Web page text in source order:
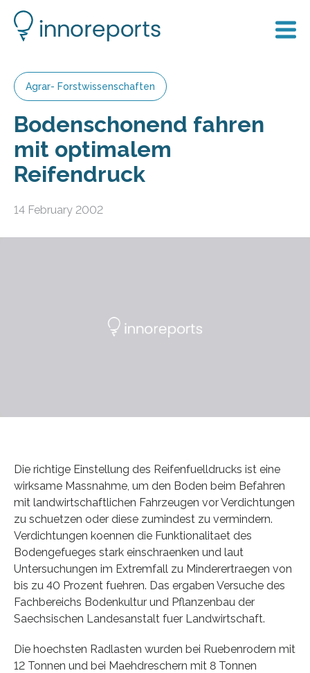
Agrar- Forstwissenschaften
Bodenschonend fahren
mit optimalem
Reifendruck
14 February 2002
Die richtige Einstellung des Reifenfuelldrucks ist eine
wirksame Massnahme, um den Boden beim Befahren
mit landwirtschaftlichen Fahrzeugen vor Verdichtungen
zu schuetzen oder diese zumindest zu vermindern.
Verdichtungen koennen die Funktionalitaet des
Bodengefueges stark einschraenken und laut
Untersuchungen im Extremfall zu Minderertraegen von
bis zu 40 Prozent fuehren. Das ergaben Versuche des
Fachbereichs Bodenkultur und Pflanzenbau der
Saechsischen Landesanstalt fuer Landwirtschaft.
Die hoechsten Radlasten wurden bei Ruebenrodern mit
12 Tonnen und bei Maehdreschern mit 8 Tonnen